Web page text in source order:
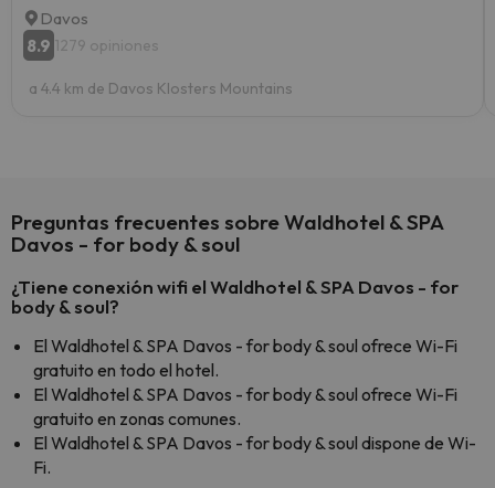
Davos
8.9 1279 opiniones
a 4.4 km de Davos Klosters Mountains
Preguntas frecuentes sobre Waldhotel & SPA
Davos - for body & soul
¿Tiene conexión wifi el Waldhotel & SPA Davos - for
body & soul?
El Waldhotel & SPA Davos - for body & soul ofrece Wi-Fi
gratuito en todo el hotel.
El Waldhotel & SPA Davos - for body & soul ofrece Wi-Fi
gratuito en zonas comunes.
El Waldhotel & SPA Davos - for body & soul dispone de Wi-
Fi.